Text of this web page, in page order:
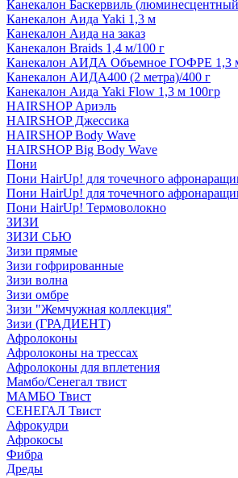
Канекалон Баскервиль
Канекалон Аида Yaki 1,3 м
Канекалон Аида на заказ
Канекалон Braids 1,4 м/100 г
Канекалон АИДА Объемное ГОФРЕ 1,3
Канекалон АИДА400 (2 метра)/400 г
Канекалон Аида Yaki Flow 1,3 м 100гр
HAIRSHOP Ариэль
HAIRSHOP Джессика
HAIRSHOP Body Wave
HAIRSHOP Big Body Wave
Пони
Пони HairUp! для точечного
Пони HairUp! для точечного
Пони HairUp! Термоволокно
ЗИЗИ
ЗИЗИ СЬЮ
Зизи прямые
Зизи гофрированные
Зизи волна
Зизи омбре
Зизи "Жемчужная коллекция"
Зизи (ГРАДИЕНТ)
Афролоконы
Афролоконы на трессах
Афролоконы для вплетения
Мамбо/Сенегал твист
МАМБО Твист
СЕНЕГАЛ Твист
Афрокудри
Афрокосы
Фибра
Дреды